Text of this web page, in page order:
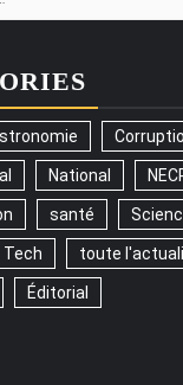
National
santé
Tech toute
Éditorial